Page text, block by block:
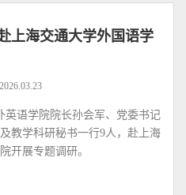
上海交通大学外国语学
2026.03.23
英语学院院长孙会军、党委书记
教学科研秘书一行9人，赴上海
开展专题调研。